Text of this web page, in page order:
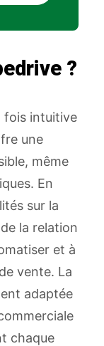
?
fois intuitive
une
même
En
sur la
la relation
et à
vente. La
adaptée
chaque